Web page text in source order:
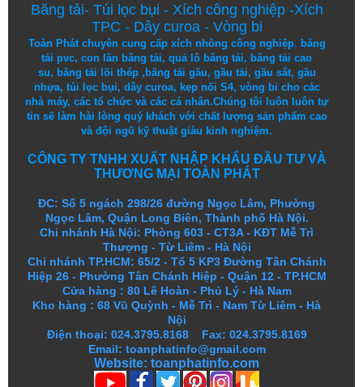
Băng tải- Túi lọc bụi - Xích công nghiệp-Xích
TPC - Dây curoa - Vòng bi
Toàn Phát chuyên cung cấp xích nhông công nghiệp, băng
tải pvc,con lăn băng tải,quả lô băng tải, băng tải cao
su, băng tải lõi thép,băng tải gầu, gầu tải, gầu sắt, gầu
nhựa, túi lọc bụi, dây curoa, kẹp nối S4, vòng bi cho các
nhà máy, các tổ chức và các cá nhân.Chúng tôi luôn luôn tự
tin sẽ làm hài lòng quý khách với chất lượng sảnphẩm cao
và đội ngũ kỹ thuật giàu kinh nghiệm.
CÔNG TY TNHH XUẤT NHẬP KHẨU ĐẦU TƯ VÀ
THƯƠNG MẠI TOÀN PHÁT
ĐC: Số 5 ngách 298/26 đường Ngọc Lâm, Phường
Ngọc Lâm, Quận Long Biên, Thành phố Hà Nội.
Chi nhánh Hà Nội: Phòng 603 - CT3A - KĐT Mễ Trì
Thượng - Từ Liêm - Hà Nội
Chi nhánh TP.HCM: 65/2 - Tổ 5 KP3 Đường Tân Chánh
Hiệp 26 - Phường Tân Chánh Hiệp - Quận 12 - TP.HCM
Cửa hàng : 80 Lê Hoàn - Phủ Lý - Hà Nam
Kho hàng :68 Vũ Quỳnh - Mễ Trì - Nam Từ Liêm - Hà
Nội
Điện thoại: 024.3795.8168 Fax: 024.3795.8169
Email: toanphatinfo@gmail.com
Website: toanphatinfo.com